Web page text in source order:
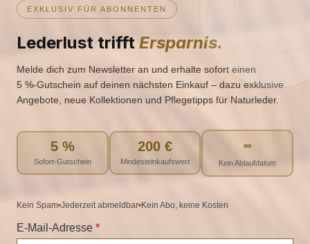
EXKLUSIV FÜR ABONNENTEN
Lederlust trifft Ersparnis.
Melde dich zum Newsletter an und erhalte sofort einen
5 %‑Gutschein auf deinen nächsten Einkauf – dazu exklusive
Angebote, neue Kollektionen und Pflegetipps für Naturleder.
5 %
Sofort-Gutschein
200 €
Mindesteinkaufswert
∞
Kein Ablaufdatum
Kein Spam Jederzeit abmeldbar Kein Abo, keine Kosten
E-Mail-Adresse *